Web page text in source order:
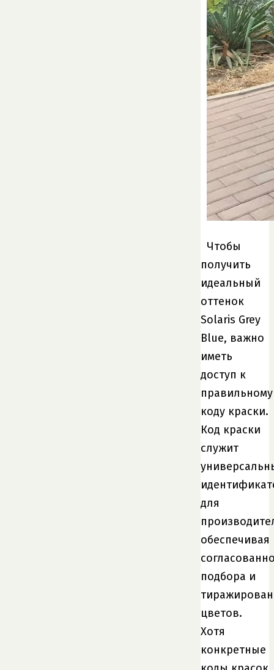
Чтобы
получить
идеальный
оттенок
Solaris Grey
Blue, важно
иметь
доступ к
правильному
коду краски.
Код краски
служит
для
обеспечивая
подбора и
цветов.
Хотя
конкретные